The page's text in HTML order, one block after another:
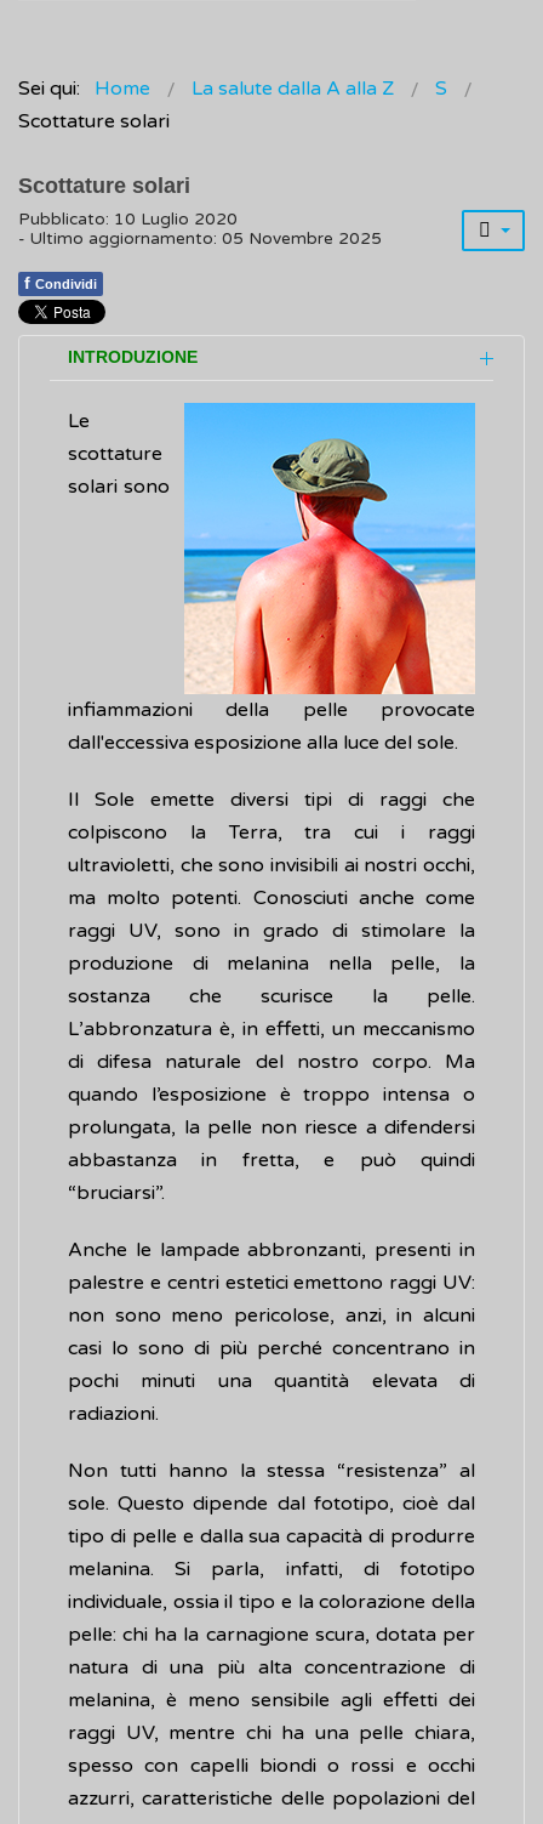
Sei qui: Home La salute dalla A alla Z
S
Scottature solari
Scottature solari
Pubblicato: 10 Luglio 2020
- Ultimo aggiornamento: 05 Novembre 2025
f Condividi
INTRODUZIONE
Le
scottature
solari sono
infiammazioni della pelle provocate
dall'eccessiva esposizione alla luce del sole.
Il Sole emette diversi tipi di raggi che
colpiscono la Terra, tra cui i raggi
ultravioletti, che sono invisibili ai nostri occhi,
ma molto potenti. Conosciuti anche come
raggi UV, sono in grado di stimolare la
produzione di melanina nella pelle, la
sostanza che scurisce la pelle.
L’abbronzatura è, in effetti, un meccanismo
di difesa naturale del nostro corpo. Ma
quando l’esposizione è troppo intensa o
prolungata, la pelle non riesce a difendersi
abbastanza in fretta, e può quindi
“bruciarsi”.
Anche le lampade abbronzanti, presenti in
palestre e centri estetici emettono raggi UV:
non sono meno pericolose, anzi, in alcuni
casi lo sono di più perché concentrano in
pochi minuti una quantità elevata di
radiazioni.
Non tutti hanno la stessa “resistenza” al
sole. Questo dipende dal fototipo, cioè dal
tipo di pelle e dalla sua capacità di produrre
melanina. Si parla, infatti, di fototipo
individuale, ossia il tipo e la colorazione della
pelle: chi ha la carnagione scura, dotata per
natura di una più alta concentrazione di
melanina, è meno sensibile agli effetti dei
raggi UV, mentre chi ha una pelle chiara,
spesso con capelli biondi o rossi e occhi
azzurri, caratteristiche delle popolazioni del